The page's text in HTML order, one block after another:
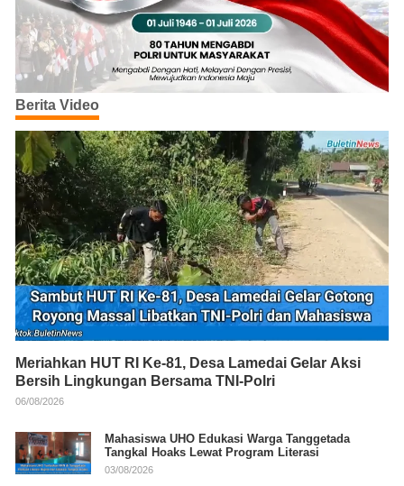
Berita Video
Meriahkan HUT RI Ke-81, Desa Lamedai Gelar Aksi
Bersih Lingkungan Bersama TNI-Polri
06/08/2026
Mahasiswa UHO Edukasi Warga Tanggetada
Tangkal Hoaks Lewat Program Literasi
03/08/2026